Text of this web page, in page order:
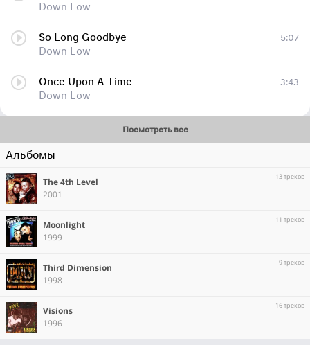
Down Low
So Long Goodbye
Down Low
5:07
Once Upon A Time
Down Low
3:43
Посмотреть все
Альбомы
The 4th Level
2001
13 треков
Moonlight
1999
11 треков
Third Dimension
1998
9 треков
Visions
1996
16 треков